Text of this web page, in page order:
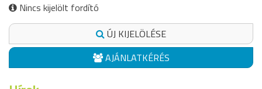
Nincs kijelölt fordító
ÚJ KIJELÖLÉSE
AJÁNLATKÉRÉS